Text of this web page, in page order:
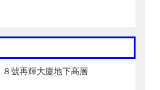
號再輝大廈地下高層